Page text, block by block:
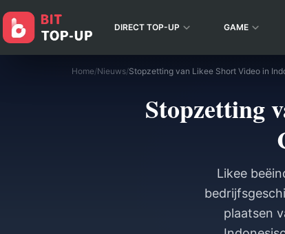
DIRECT TOP-UP GAME
Home/Nieuws/
Stopzetting
Likee
plaatsen